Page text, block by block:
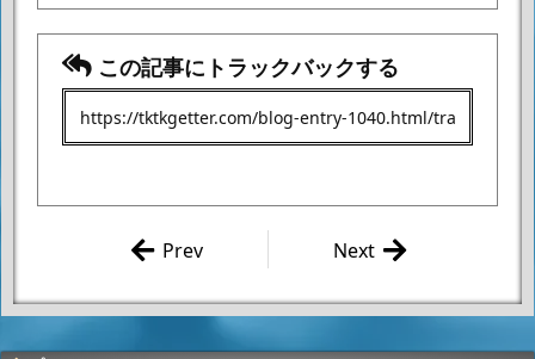
この記事にトラックバックする
君ハバネロ・
Next
ガール1/6 4巻」
Prev